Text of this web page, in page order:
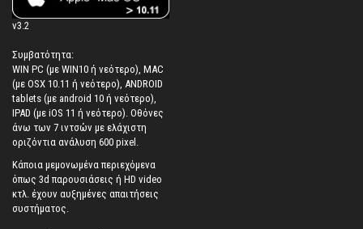
v3.2
Συμβατότητα:
WIN PC (με WIN10 ή νεότερο), MAC
(με OSX 10.11 ή νεότερο), ANDROID
tablets (με android 10 ή νεότερο),
IPAD (με iOS 11 ή νεότερο). Oθόνες
άνω των 7 ιντσών με ελάχιστη
οριζόντια ανάλυση 600 pixel.
Κάποια μεμονωμένα περιεχόμενα
όπως 3d παρουσιάσεις ή HD video
κτλ. έχουν αυξημένες απαιτήσεις
συστήματος.